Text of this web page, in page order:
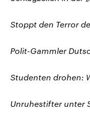
Stoppt den Terror
Polit-Gammler
Studenten drohen:
Unruhestifter unter